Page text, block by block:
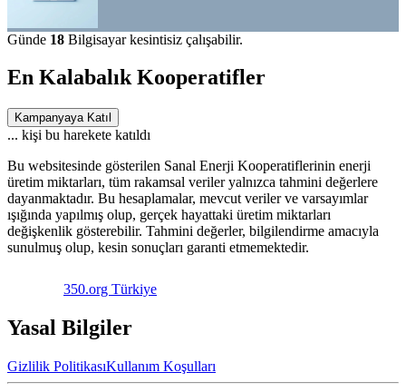
Günde 18 Bilgisayar kesintisiz çalışabilir.
En Kalabalık Kooperatifler
Kampanyaya Katıl
... kişi bu harekete katıldı
Bu websitesinde gösterilen Sanal Enerji Kooperatiflerinin enerji
üretim miktarları, tüm rakamsal veriler yalnızca tahmini değerlere
dayanmaktadır. Bu hesaplamalar, mevcut veriler ve varsayımlar
ışığında yapılmış olup, gerçek hayattaki üretim miktarları
değişkenlik gösterebilir. Tahmini değerler, bilgilendirme amacıyla
sunulmuş olup, kesin sonuçları garanti etmemektedir.
350.org Türkiye
Yasal Bilgiler
Gizlilik PolitikasıKullanım Koşulları